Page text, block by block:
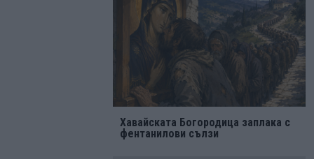
Хавайската Богородица заплака с
фентанилови сълзи